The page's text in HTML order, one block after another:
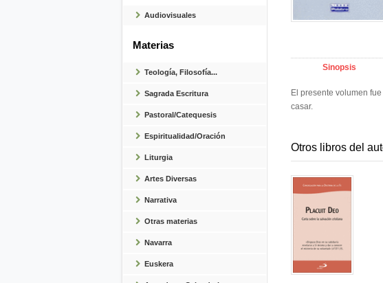
Audiovisuales
Materias
Teología, Filosofía...
Sagrada Escritura
Pastoral/Catequesis
Espiritualidad/Oración
Liturgia
Artes Diversas
Narrativa
Otras materias
Navarra
Euskera
Sinopsis
El presente volumen
casar.
Otros libros del